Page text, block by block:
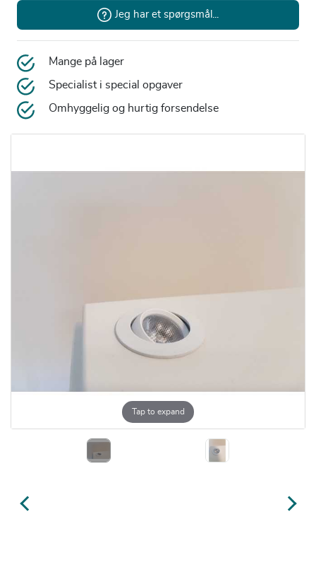
Tap to expand
Jeg har et spørgsmål...
Mange på lager
Specialist i special opgaver
Omhyggelig og hurtig forsendelse